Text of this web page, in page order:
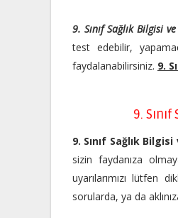
9. Sınıf Sağlık Bilgisi
test edebilir,
faydalanabilirsiniz. 9.
9.
9. Sınıf Sağlık
sizin faydanıza
uyarılarımızı lütfen
sorularda, ya da